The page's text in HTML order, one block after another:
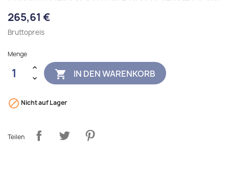
265,61 €
Bruttopreis
Menge
 IN DEN WARENKORB
 Nicht auf Lager
Teilen